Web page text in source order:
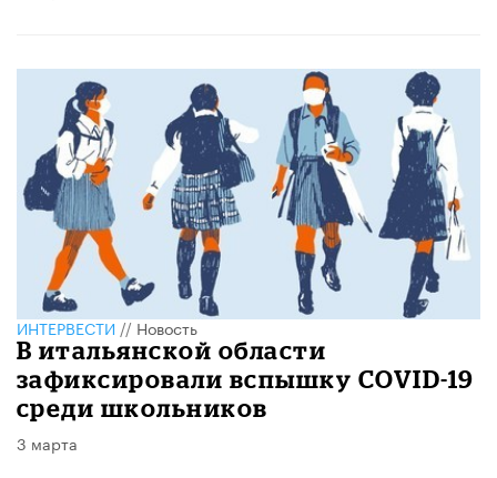
ИНТЕРВЕСТИ//Новость
В итальянской области
зафиксировали вспышку COVID-19
среди школьников
3 марта